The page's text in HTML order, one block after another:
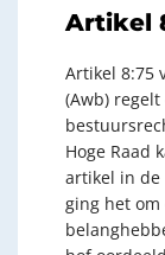
Artikel
Artikel 8:75
(Awb)
Hoge Raad
artikel in de
ging het om